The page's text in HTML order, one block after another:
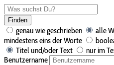
Finden
genau wie geschrieben
alle
mindestens eins der Worte
Titel und/oder Text
nur im
Benutzername